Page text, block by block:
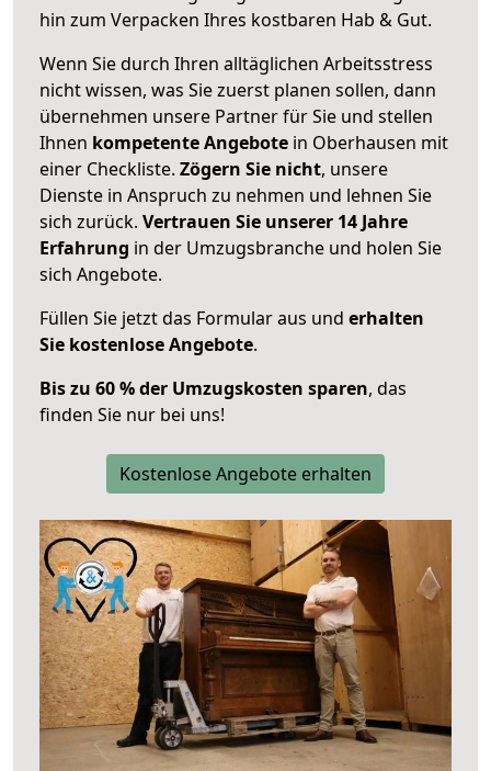
hin zum Verpacken Ihres kostbaren Hab & Gut.
Wenn Sie durch Ihren alltäglichen Arbeitsstress
nicht wissen, was Sie zuerst planen sollen, dann
übernehmen unsere Partner für Sie und stellen
Ihnen kompetente Angebote in Oberhausen mit
einer Checkliste. Zögern Sie nicht, unsere
Dienste in Anspruch zu nehmen und lehnen Sie
sich zurück. Vertrauen Sie unserer 14 Jahre
Erfahrung in der Umzugsbranche und holen Sie
sich Angebote.
Füllen Sie jetzt das Formular aus und erhalten
Sie kostenlose Angebote.
Bis zu 60 % der Umzugskosten sparen, das
finden Sie nur bei uns!
Kostenlose Angebote erhalten